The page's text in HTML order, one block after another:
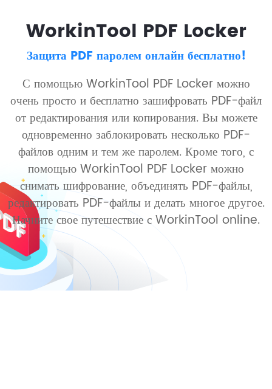
WorkinTool PDF Locker
Защита PDF паролем онлайн бесплатно!
С помощью WorkinTool PDF Locker можно
очень просто и бесплатно зашифровать PDF-файл
от редактирования или копирования. Вы можете
одновременно заблокировать несколько PDF-
файлов одним и тем же паролем. Кроме того, с
помощью WorkinTool PDF Locker можно
снимать шифрование, объединять PDF-файлы,
редактировать PDF-файлы и делать многое другое.
Начните свое путешествие с WorkinTool online.